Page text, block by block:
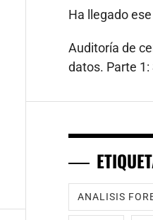
Ha llegado
Auditoría de
datos. Parte
ANALISIS